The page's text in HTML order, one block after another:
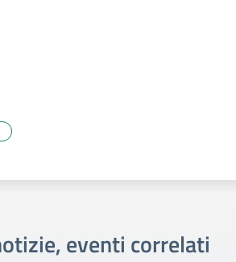
eventi correlati